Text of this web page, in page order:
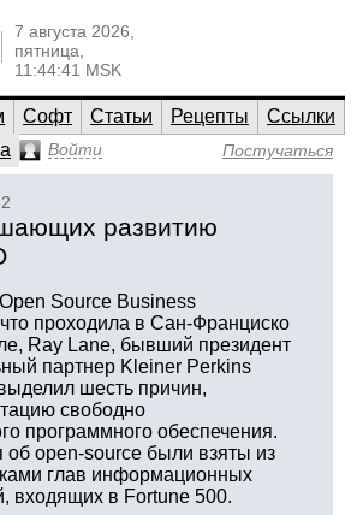
7 августа 2026,
пятница,
11:44:41 MSK
Софт Статьи Рецепты
Ссылки
Войти Постучаться
развитию
Source Business
проходила в Сан-Франциско
Ray Lane, бывший президент
партнер Kleiner Perkins
шесть причин,
свободно
программного обеспечения.
open-source были взяты из
глав информационных
входящих в Fortune 500.